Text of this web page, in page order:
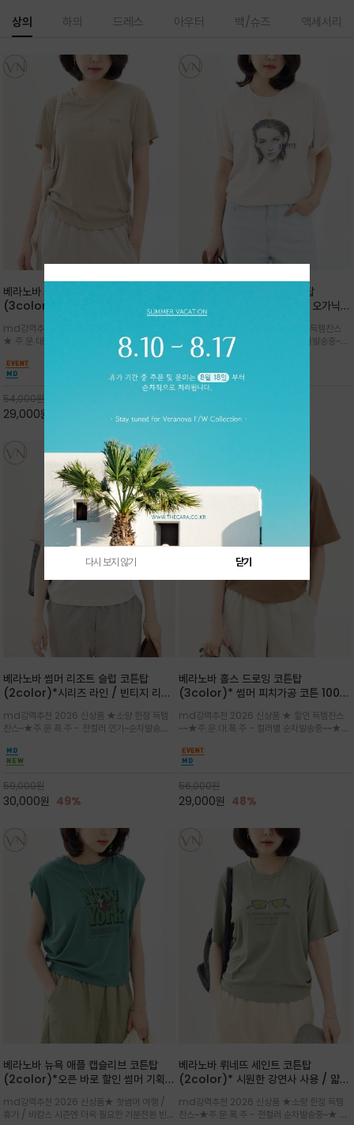
베라노바 심플 VN13 코튼탑
(3color)*썸머 바이오 강연/ 스판 너
무 좋고 옷감 시원한 프리미엄 소재 / 군
더더기 없이 깔끔한 무드가 매력적인
VN13 코튼 티셔츠
md강력추천 2026 신상품 ★한정 대박 세일
★ 주.문.대.폭.주 - 전컬러 인기~순차발송중
~~3차 리오더 ★ 기분좋게 적당히 슬림하게~ 편
안함을 동시에 느낄수 있으며 차분하고 필요한
컬러웨이로 단독 또는 린넨 자켓/ 여름점퍼 안에
코디하기 만능템 입니다^^
54,000원
29,000원
베라노바 어반 우먼 강연 코튼탑
(2color) *한여름 내내 입는 오가닉
강연 코튼 / Partial Printing/라인
워크 (Line Work) & 스케치/감각적
인 아트워크 프린트가 시선을 끄는 루즈
핏 강연티셔츠
md강력추천 2026 신상품 ★대박 득템찬스
~~ 주.문.대.폭.주 - 전컬러 인기~순차발송중~★
시원한 터치감의 오가닉 강연 코튼 소재로 편안
엣이 편안하며 ★도회적인 무드로 루즈하게 단독
으로도 포인트가 되며, 데일리 활
30,000원 53%
베라노바 썸머 리조트 슬럽 코튼탑
(2color)*시리즈 라인 / 빈티지 리조
는 가벼운 코튼 터치의 반팔 티셔츠입니
다
md강력추천 2026 신상품 ★소량 한정 득템
찬스~★주.문.폭.주 - 전컬러 인기~순차발송중
아(Sepia)나 파스텔 톤의 해변 풍경으로 세련
된 뮤트톤 컬러 팔레트로 빈티지한 무드의 선샤
인 프린트가 더해져 담백하면서도 감각
59,000원
30,000원 49%
베라노바 홀스 드로잉 코튼탑
(3color)* 썸머 피치가공 코튼 100프
의 미를 살려 말의 윤곽선만 스케치하여
감성을 담은 아이템
md강력추천 2026 신상품 ★ 할인 득템찬스
~~★주.문.대.폭.주 - 컬러별 순차발송중~~★프
말(Horse) 드로잉 티셔츠는 여유로운 실루엣과
감각적인 아트워크로 고급스러운 여름 스타일링
을 완성할 수 있습니다
56,000원
29,000원 48%
베라노바 뉴욕 애플 캡슬리브 코튼탑
(2color)*오픈 바로 할인 썸머 기획
★ 한정수량 제작 ★ 강연 코튼으로 빈
티지 프린트로 여름 하의와 모두 잘어울
md강력추천 2026 신상품★ 핫썸머 여행 /
휴가 / 바캉스 시즌엔 더욱 필요한 기분전환 빈티
베라노바 뤼네뜨 세인트 코튼탑
(2color)* 시원한 강연사 사용 / 얇고
피부에 잘 달라붙지 않아 통기성이 탁월
md강력추천 2026 신상품 ★소량 한정 득템
찬스~★주.문.폭.주 - 전컬러 순차발송중~★ 감
상의 하의 드레스 아우터 백/슈즈 액세서리
다시 보지 않기 닫기